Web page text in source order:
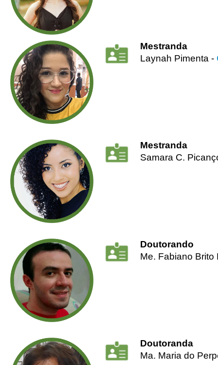
Mestranda
Laynah Pimenta -
Mestranda
Samara C.
Doutorando
Me. Fabiano
Doutoranda
Ma. Maria do